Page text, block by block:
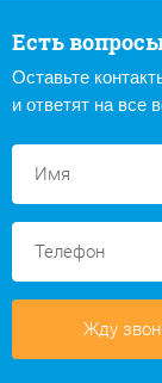
Есть
Оставьте
и ответят на все
Жду